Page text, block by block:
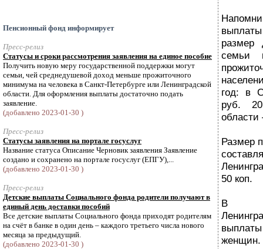
Пенсионный фонд информирует
Пресс-релиз
Статусы и сроки рассмотрения заявления на единое пособие
Получить новую меру государственной поддержки могут
семьи, чей среднедушевой доход меньше прожиточного
минимума на человека в Санкт-Петербурге или Ленинградской
области. Для оформления выплаты достаточно подать
заявление.
(добавлено 2023-01-30 )
Пресс-релиз
Статусы заявления на портале госуслуг
Название статуса Описание Черновик заявления Заявление
создано и сохранено на портале госуслуг (ЕПГУ),...
(добавлено 2023-01-30 )
Пресс-релиз
Детские выплаты Социального фонда родители получают в
единый день доставки пособий
Все детские выплаты Социального фонда приходят родителям
на счёт в банке в один день – каждого третьего числа нового
месяца за предыдущий.
(добавлено 2023-01-30 )
размер
семьи
год: в
руб.
области
Размер
50 коп.
В
женщин.